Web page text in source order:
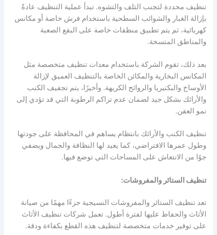
تنظيف محددة لتجنب التلف والتشوه. تبدأ عملية التنظيف عادةً
بإزالة الغبار والشوائب السطحية باستخدام فرش خاصة أو مكانس
كهربائية، ثم يتم تطبيق منظفات خاصة على البقع الصعبة
والمناطق المتسخة.
بعد ذلك، تقوم الشركة باستخدام معدات تنظيف متخصصة مثل
المكانس البخارية والمكائن الخاصة بالتنظيف العميق لإزالة
الأوساخ والبكتيريا والروائح الكريهة. وأخيرًا، يتم تجفيف الكنب
والأرائك بشكل جيد لضمان عدم تراكم الرطوبة التي قد تؤدي إلى
نمو العفن.
تنظيف الكنب والأرائك بانتظام يساهم في المحافظة على جودتها
وطول عمرها الافتراضي، كما يعيد لها النظافة والجمال ويضفي
جوًا من الانتعاش على المساحات التي توضع فيها.
تنظيف الستائر والمفروشات:
تعد تنظيف الستائر والمفروشات النسيجية جزءًا مهمًا من صيانة
الأثاث والحفاظ عليها لفترة أطول. تعمل شركات تنظيف الأثاث
على توفير خدمات متخصصة لتنظيف هذه القطع بكفاءة ودقة.